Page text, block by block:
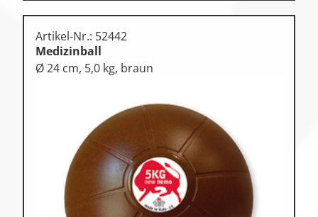
Artikel-Nr.: 52442
Medizinball
Ø 24 cm, 5,0 kg, braun